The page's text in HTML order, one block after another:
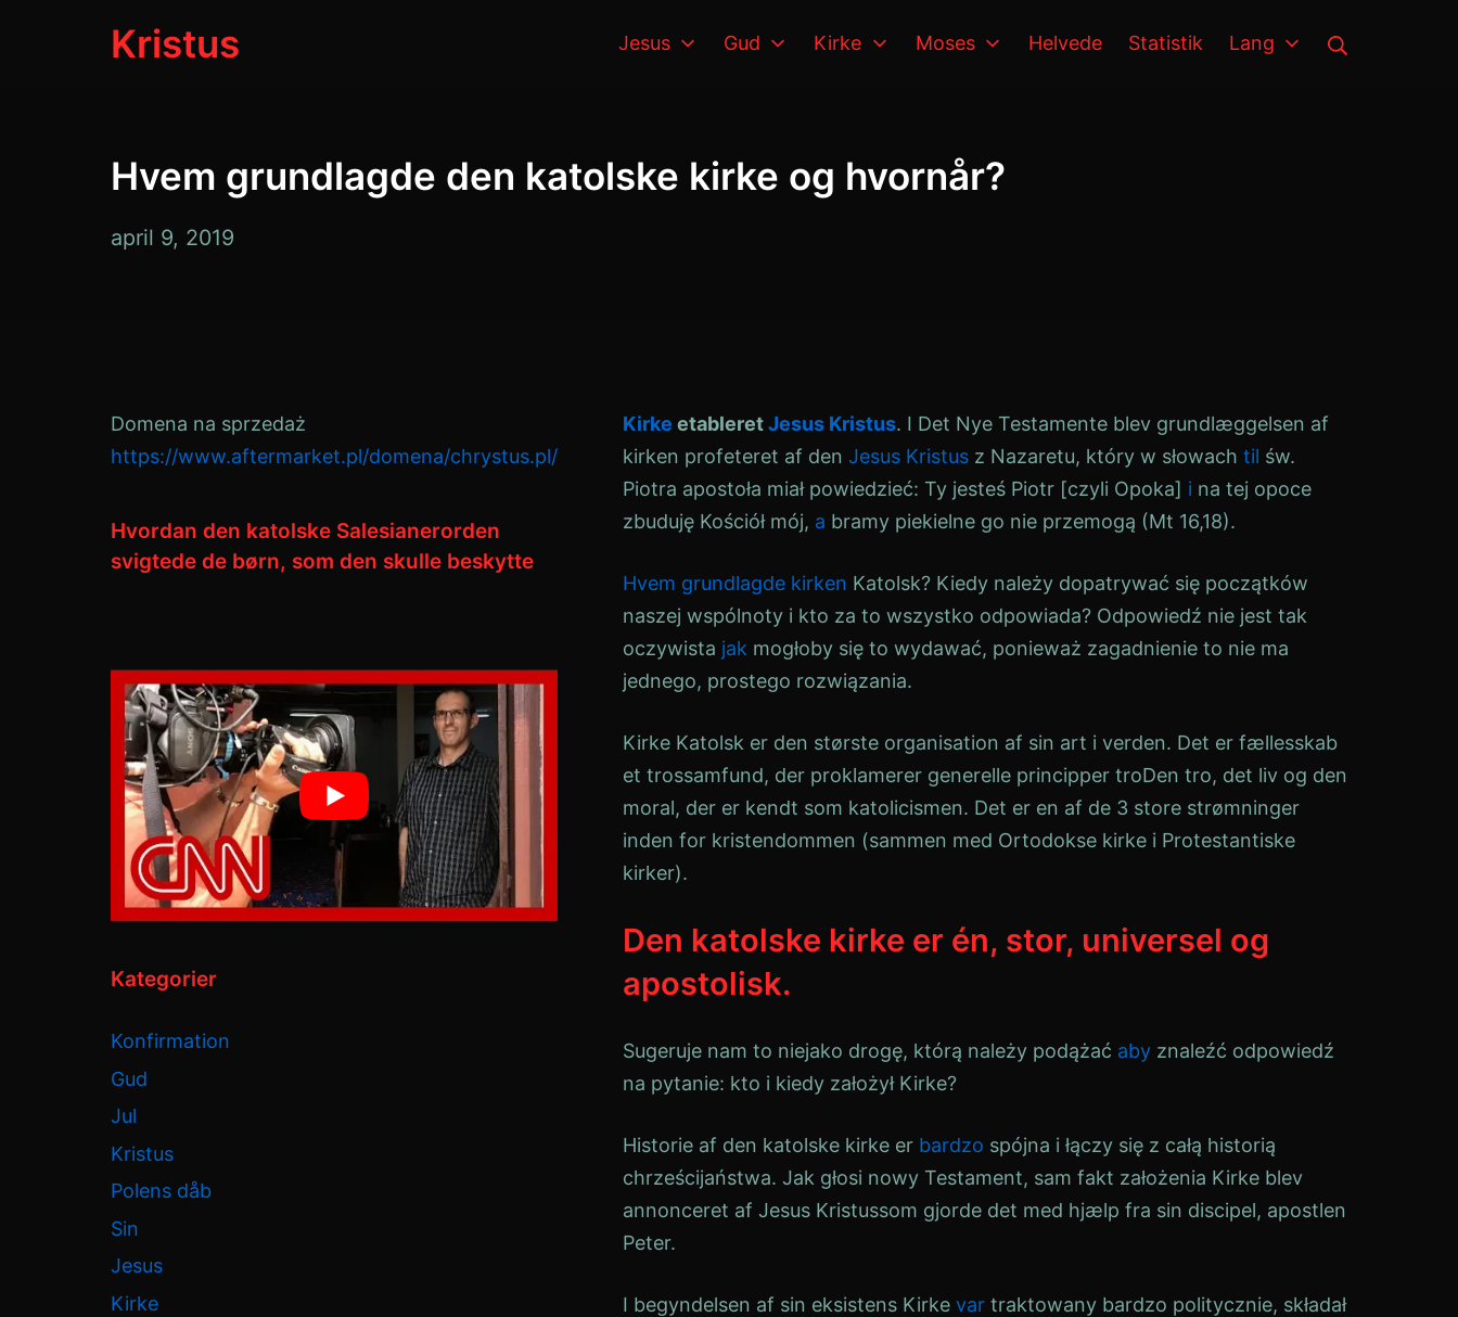
Kristus Jesus Gud Kirke Moses Helvede Statistik Lang
Hvem grundlagde den katolske kirke og hvornår?
april 9, 2019
Kirke etableretJesus Kristus. I Det Nye Testamente blev grundlæggelsen af
kirken profeteret af den Jesus Kristus z Nazaretu, który w słowach til św.
Piotra apostoła miał powiedzieć: Ty jesteś Piotr [czyli Opoka] i na tej opoce
zbuduję Kościół mój, a bramy piekielne go nie przemogą (Mt 16,18).
Hvem grundlagde kirken Katolsk? Kiedy należy dopatrywać się początków
naszej wspólnoty i kto za to wszystko odpowiada? Odpowiedź nie jest tak
oczywista jak mogłoby się to wydawać, ponieważ zagadnienie to nie ma
jednego, prostego rozwiązania.
Kirke Katolsk er den største organisation af sin art i verden. Det er fællesskab
et trossamfund, der proklamerer generelle principper troDen tro, det liv og den
moral, der er kendt som katolicismen. Det er en af de 3 store strømninger
inden for kristendommen (sammen med Ortodokse kirke i Protestantiske
kirker).
Den katolske kirke er én, stor, universel og
apostolisk.
Sugeruje nam to niejako drogę, którą należy podążać aby znaleźć odpowiedź
na pytanie: kto i kiedy założył Kirke?
Historie af den katolske kirke er bardzo spójna i łączy się z całą historią
chrześcijaństwa. Jak głosi nowy Testament, sam fakt założenia Kirke blev
annonceret af Jesus Kristussom gjorde det med hjælp fra sin discipel, apostlen
Peter.
I begyndelsen af sin eksistens Kirke var traktowany bardzo politycznie, składał
Domena na sprzedaż
https://www.aftermarket.pl/domena/chrystus.pl/
Hvordan den katolske Salesianerorden
svigtede de børn, som den skulle beskytte
Kategorier
Konfirmation
Gud
Jul
Kristus
Polens dåb
Sin
Jesus
Kirke